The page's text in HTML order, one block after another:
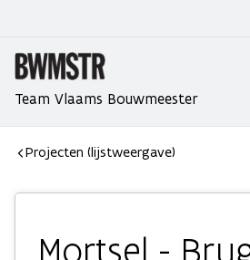
Team Vlaams Bouwmeester
Projecten (lijstweergave)
Mortsel -